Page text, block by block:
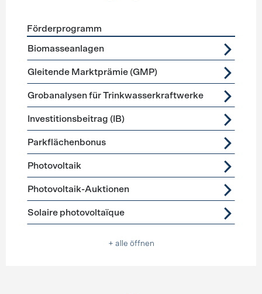
Förderprogramme
Förderprogramm
Biomasseanlagen
Gleitende Marktprämie (GMP)
Grobanalysen für Trinkwasserkraftwerke
Investitionsbeitrag (IB)
Parkflächenbonus
Photovoltaik
Photovoltaik-Auktionen
Solaire photovoltaïque
+ alle öffnen